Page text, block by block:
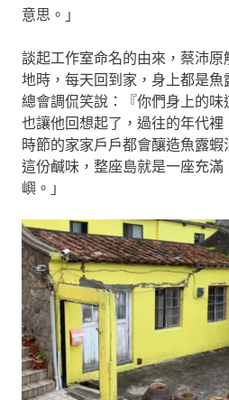
意思。」
談起工作室命名的由來，蔡沛
地時，每天回到家，身上都是
總會調侃笑說：『你們身上的
也讓他回想起了，過往的年代
時節的家家戶戶都會釀造魚露
這份鹹味，整座島就是一座充滿
嶼。」